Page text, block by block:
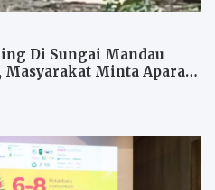
Di Sungai Mandau
Masyarakat Minta Aparat
Aktor Dan